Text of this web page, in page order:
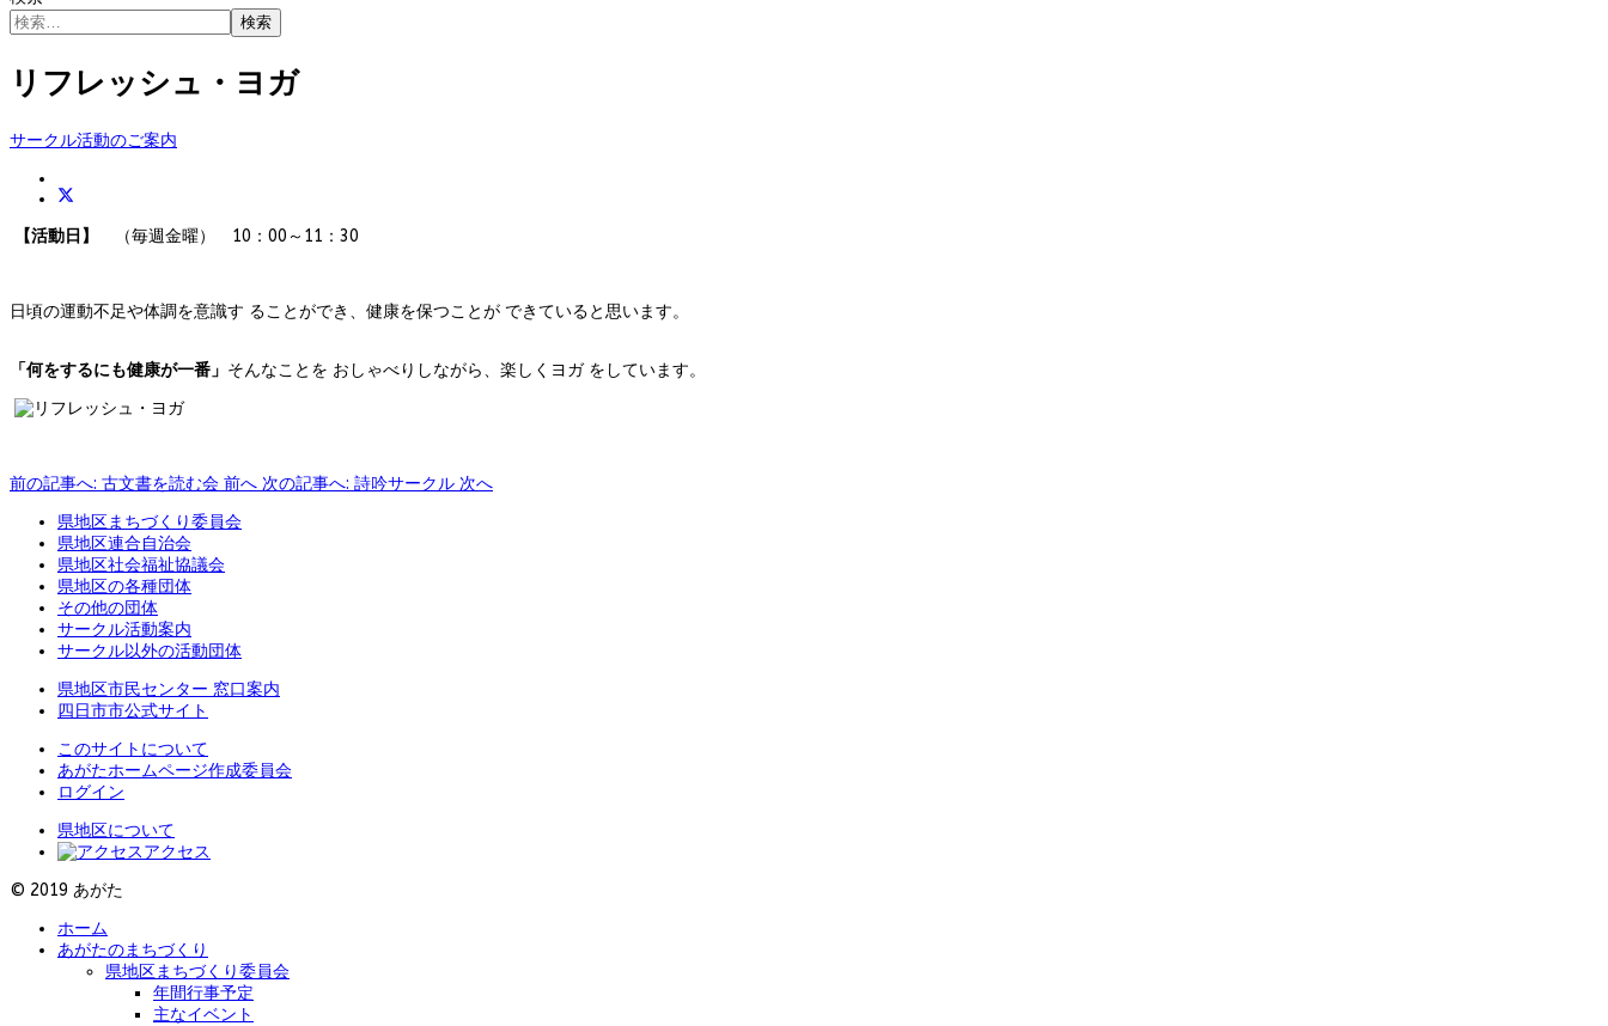
検索
リフレッシュ・ヨガ
サークル活動のご案内
【活動日】 （毎週金曜） 10：00～11：30
日頃の運動不足や体調を意識す ることができ、健康を保つことが できていると思います。
「何をするにも健康が一番」 そんなことを おしゃべりしながら、楽しくヨガ をしています。
前の記事へ: 古文書を読む会 前へ 次の記事へ: 詩吟サークル 次へ
県地区まちづくり委員会
県地区連合自治会
県地区社会福祉協議会
県地区の各種団体
その他の団体
サークル活動案内
サークル以外の活動団体
県地区市民センター 窓口案内
四日市市公式サイト
このサイトについて
あがたホームページ作成委員会
ログイン
県地区について
アクセス
© 2019 あがた
ホーム
あがたのまちづくり
県地区まちづくり委員会
年間行事予定
主なイベント